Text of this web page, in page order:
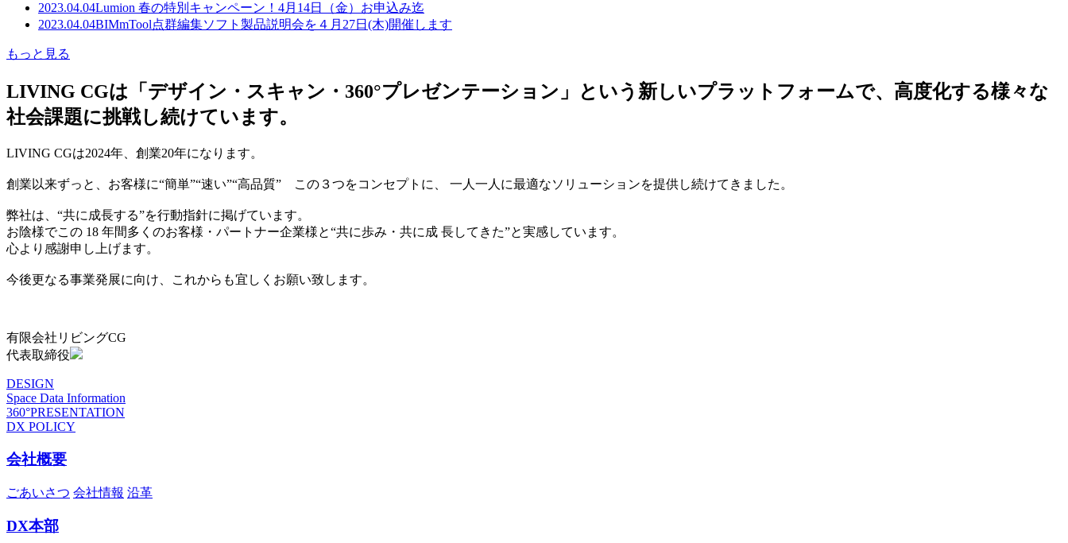
2023.04.04Lumion 春の特別キャンペーン！4月14日（金）お申込み迄
2023.04.04BIMmTool点群編集ソフト製品説明会を４月27日(木)開催します
もっと見る
LIVING CGは「デザイン・スキャン・360°プレゼンテーション」という新しいプラットフォームで、高度化する様々な
社会課題に挑戦し続けています。
LIVING CGは2024年、創業20年になります。
創業以来ずっと、お客様に“簡単”“速い”“高品質” この３つをコンセプトに、 一人一人に最適なソリューションを提供し続けてきました。
弊社は、“共に成長する”を行動指針に掲げています。
お陰様でこの 18 年間多くのお客様・パートナー企業様と“共に歩み・共に成 長してきた”と実感しています。
心より感謝申し上げます。
今後更なる事業発展に向け、これからも宜しくお願い致します。
有限会社リビングCG
代表取締役
DESIGN
Space Data Information
360°PRESENTATION
DX POLICY
会社概要
ごあいさつ 会社情報 沿革
DX本部